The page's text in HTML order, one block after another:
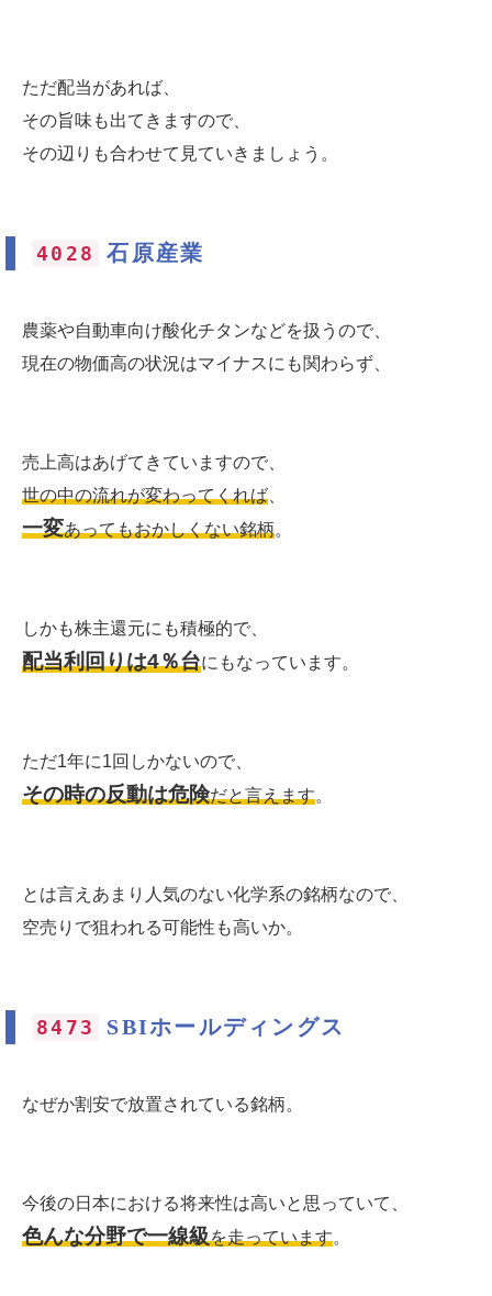
ただ配当があれば、
その旨味も出てきますので、
その辺りも合わせて見ていきましょう。
4028 石原産業
農薬や自動車向け酸化チタンなどを扱うので、
現在の物価高の状況はマイナスにも関わらず、
売上高はあげてきていますので、
世の中の流れが変わってくれば
一変あってもおかしくない銘柄。
しかも株主還元にも積極的で、
配当利回りは4％台にもなっています。
ただ1年に1回しかないので、
その時の反動は危険だと言えます。
とは言えあまり人気のない化学系の銘柄なので、
空売りで狙われる可能性も高いか。
8473 SBIホールディングス
なぜか割安で放置されている銘柄。
今後の日本における将来性は高いと思っていて、
色んな分野で一線級を走っています。